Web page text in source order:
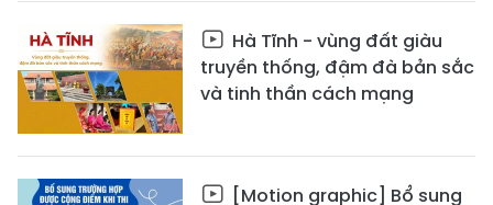
Hà Tĩnh - vùng đất giàu
truyền thống, đậm đà bản sắc
và tinh thần cách mạng
[Motion graphic] Bổ sung